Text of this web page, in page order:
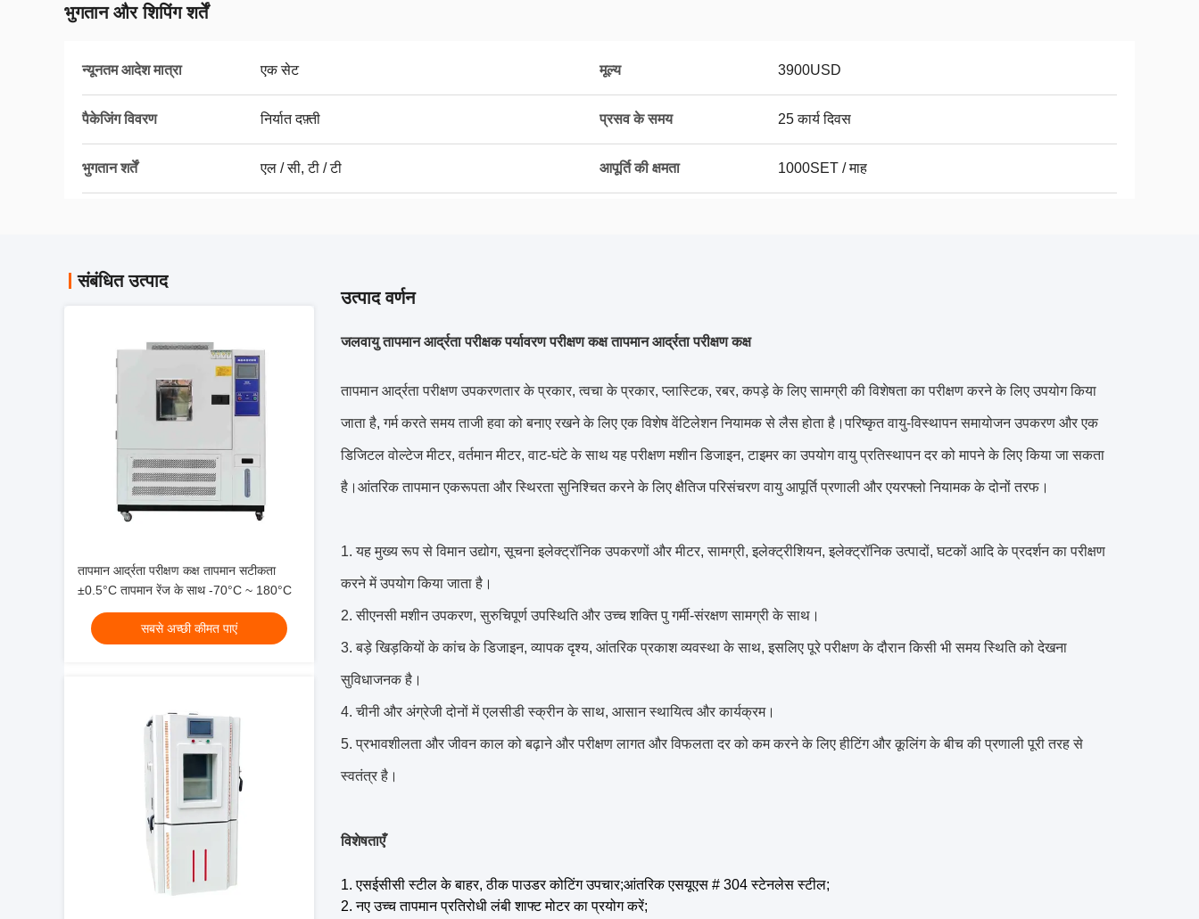
भुगतान और शिपिंग शर्तें
न्यूनतम आदेश मात्रा एक सेट मूल्य 3900USD
पैकेजिंग विवरण निर्यात दफ़्ती प्रसव के समय 25 कार्य दिवस
भुगतान शर्तें एल / सी, टी / टी आपूर्ति की क्षमता 1000SET / माह
संबंधित उत्पाद
तापमान आर्द्रता परीक्षण कक्ष तापमान सटीकता
±0.5°C तापमान रेंज के साथ -70°C ~ 180°C
सबसे अच्छी कीमत पाएं
उत्पाद वर्णन
जलवायु तापमान आर्द्रता परीक्षक पर्यावरण परीक्षण कक्ष तापमान आर्द्रता परीक्षण कक्ष
तापमान आर्द्रता परीक्षण उपकरणतार के प्रकार, त्वचा के प्रकार, प्लास्टिक, रबर, कपड़े के लिए सामग्री की विशेषता का परीक्षण करने के लिए उपयोग किया
जाता है, गर्म करते समय ताजी हवा को बनाए रखने के लिए एक विशेष वेंटिलेशन नियामक से लैस होता है।परिष्कृत वायु-विस्थापन समायोजन उपकरण और एक
डिजिटल वोल्टेज मीटर, वर्तमान मीटर, वाट-घंटे के साथ यह परीक्षण मशीन डिजाइन, टाइमर का उपयोग वायु प्रतिस्थापन दर को मापने के लिए किया जा सकता
है।आंतरिक तापमान एकरूपता और स्थिरता सुनिश्चित करने के लिए क्षैतिज परिसंचरण वायु आपूर्ति प्रणाली और एयरफ्लो नियामक के दोनों तरफ।
1. यह मुख्य रूप से विमान उद्योग, सूचना इलेक्ट्रॉनिक उपकरणों और मीटर, सामग्री, इलेक्ट्रीशियन, इलेक्ट्रॉनिक उत्पादों, घटकों आदि के प्रदर्शन का परीक्षण
करने में उपयोग किया जाता है।
2. सीएनसी मशीन उपकरण, सुरुचिपूर्ण उपस्थिति और उच्च शक्ति पु गर्मी-संरक्षण सामग्री के साथ।
3. बड़े खिड़कियों के कांच के डिजाइन, व्यापक दृश्य, आंतरिक प्रकाश व्यवस्था के साथ, इसलिए पूरे परीक्षण के दौरान किसी भी समय स्थिति को देखना
सुविधाजनक है।
4. चीनी और अंग्रेजी दोनों में एलसीडी स्क्रीन के साथ, आसान स्थायित्व और कार्यक्रम।
5. प्रभावशीलता और जीवन काल को बढ़ाने और परीक्षण लागत और विफलता दर को कम करने के लिए हीटिंग और कूलिंग के बीच की प्रणाली पूरी तरह से
स्वतंत्र है।
विशेषताएँ
1. एसईसीसी स्टील के बाहर, ठीक पाउडर कोटिंग उपचार;आंतरिक एसयूएस # 304 स्टेनलेस स्टील;
2. नए उच्च तापमान प्रतिरोधी लंबी शाफ्ट मोटर का प्रयोग करें;